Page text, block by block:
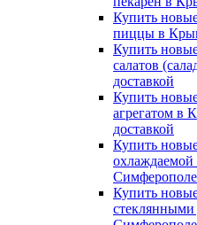
Купить
пиццы в
Купить
салатов
доставкой
Купить
агрегатом в
доставкой
Купить
Симферополе
Купить